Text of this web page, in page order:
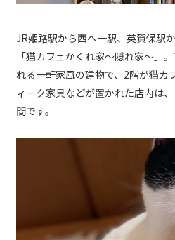
JR姫路駅から西へ一駅、英賀保駅
「猫カフェかくれ家〜隠れ家〜」
れる一軒家風の建物で、2階が猫カ
ィーク家具などが置かれた店内は
間です。